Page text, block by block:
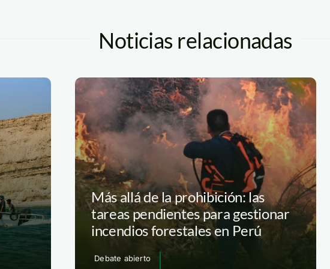
Noticias relacionadas
Más allá de la prohibición: las
tareas pendientes para gestionar
incendios forestales en Perú
Debate abierto